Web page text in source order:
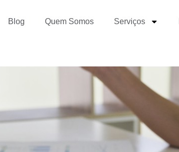
Blog Quem Somos Serviços